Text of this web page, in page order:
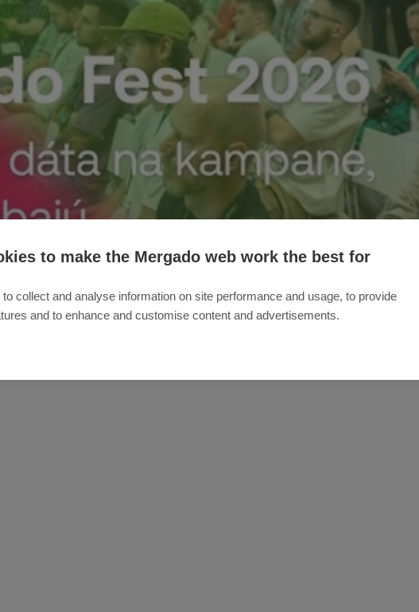
to make the Mergado web work the best for
collect and analyse information on site performance and usage, to provide
and to enhance and customise content and advertisements.